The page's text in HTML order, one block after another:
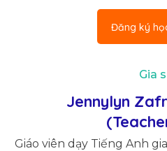
Đăng ký
Gia
Jennylyn
Giáo viên dạy Tiếng Anh